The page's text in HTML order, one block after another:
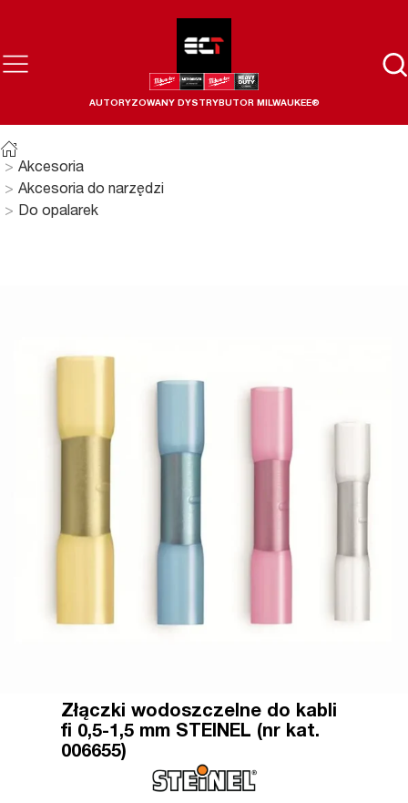
AUTORYZOWANY DYSTRYBUTOR MILWAUKEE®
Akcesoria
Akcesoria do narzędzi
Do opalarek
Złączki wodoszczelne do kabli
fi 0,5-1,5 mm STEINEL (nr kat.
006655)